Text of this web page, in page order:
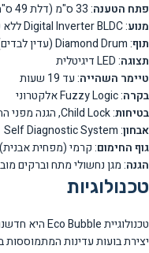
פתח הטענה: 33 ס"מ (דלת 49 ס"מ)
מנוע: Digital Inverter BLDC ללא פחמים
תוף: Diamond Drum (עדין לבדים)
תצוגה: LED דיגיטלית
טיימר השהייה: עד 19 שעות
בקרה: Fuzzy Logic אלקטרוני
בטיחות: Child Lock, הגנה מפני התחממות יתרה
אבחון: Self Diagnostic System
גוף החימום: קרמי (מפחית אבנית)
הגנה: מגן נחשולי מתח וברקים
טכנולוגיות
יצירת בועות עדינות